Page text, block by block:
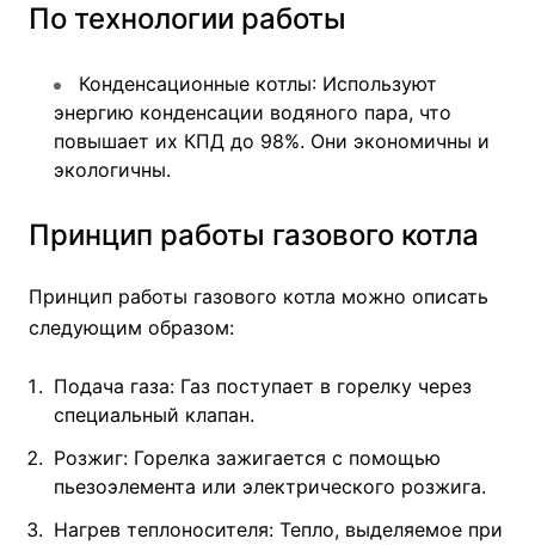
По технологии работы
Конденсационные котлы: Используют
энергию конденсации водяного пара, что
повышает их КПД до 98%. Они экономичны и
экологичны.
Принцип работы газового котла
Принцип работы газового котла можно описать
следующим образом:
Подача газа: Газ поступает в горелку через
специальный клапан.
Розжиг: Горелка зажигается с помощью
пьезоэлемента или электрического розжига.
Нагрев теплоносителя: Тепло, выделяемое при